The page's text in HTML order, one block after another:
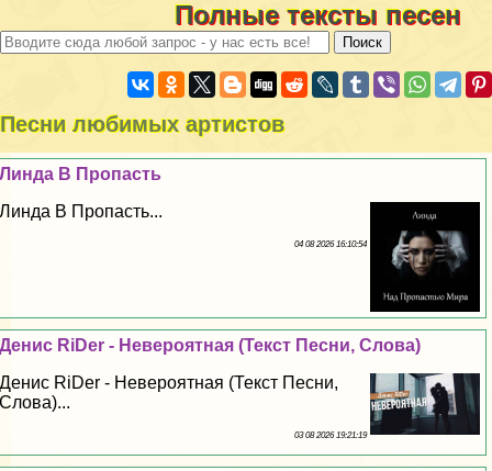
Полные тексты песен
Песни любимых артистов
Линда В Пропасть
Линда В Пропасть...
04 08 2026 16:10:54
Денис RiDer - Невероятная (Текст Песни, Слова)
Денис RiDer - Невероятная (Текст Песни,
Слова)...
03 08 2026 19:21:19